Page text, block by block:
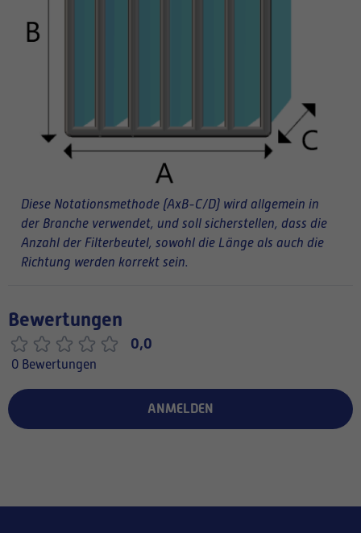
Diese Notationsmethode (AxB-C/D) wird allgemein in
der Branche verwendet, und soll sicherstellen, dass die
Anzahl der Filterbeutel, sowohl die Länge als auch die
Richtung werden korrekt sein.
Bewertungen
0,0
0 Bewertungen
ANMELDEN